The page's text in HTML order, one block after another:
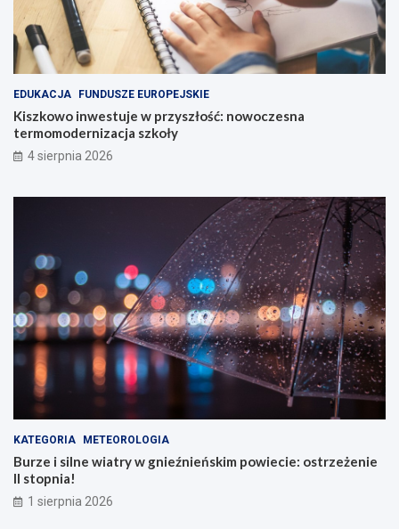
EDUKACJA FUNDUSZE EUROPEJSKIE
Kiszkowo inwestuje w przyszłość: nowoczesna
termomodernizacja szkoły
4 sierpnia 2026
KATEGORIA METEOROLOGIA
Burze i silne wiatry w gnieźnieńskim powiecie: ostrzeżenie
II stopnia!
1 sierpnia 2026